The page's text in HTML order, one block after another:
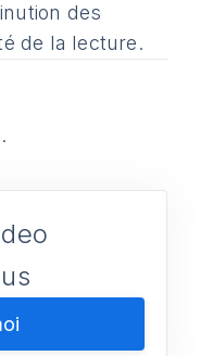
des
de la lecture.